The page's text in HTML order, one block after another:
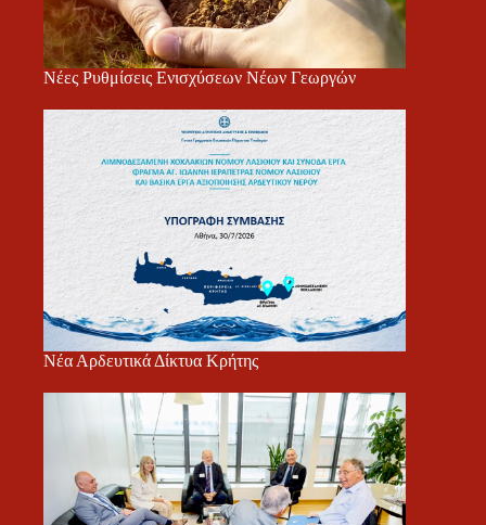
Νέες Ρυθμίσεις Ενισχύσεων Νέων Γεωργών
Νέα Αρδευτικά Δίκτυα Κρήτης